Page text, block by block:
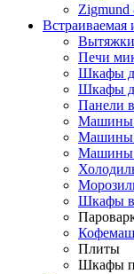
Zigmund
Встраиваемая
Вытяжки
Печи
Шкафы
Шкафы
Панели
Машины
Машины
Машины
Шкафы
Плиты
Шкафы